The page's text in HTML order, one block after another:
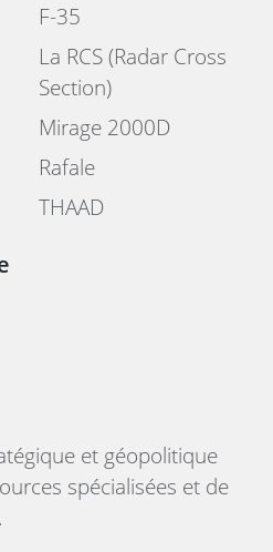
F-35
La RCS (Radar Cross
Section)
Mirage 2000D
Rafale
THAAD
et géopolitique
spécialisées et de